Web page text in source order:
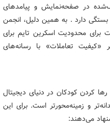
در صفحه‌نمایش و پیامدهای
دارد . به همین دلیل، انجمن
برای محدودیت اسکرین تایم برای
«کیفیت تعاملات» با رسانه‌های
کردن کودکان در دنیای دیجیتال
و زمینه‌محورتر است. برای این
می‌دهند: